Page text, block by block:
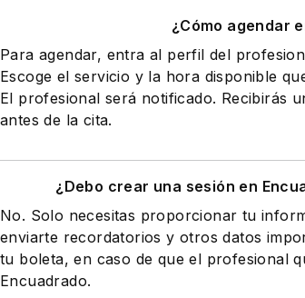
¿Cómo agendar
Para agendar, entra al perfil del
Escoge el servicio y la hora disponible
El profesional será notificado. Recibirás
antes de la cita.
¿Debo crear una sesión en
No. Solo necesitas proporcionar tu
enviarte recordatorios y otros datos
tu boleta, en caso de que el profesional
Encuadrado.